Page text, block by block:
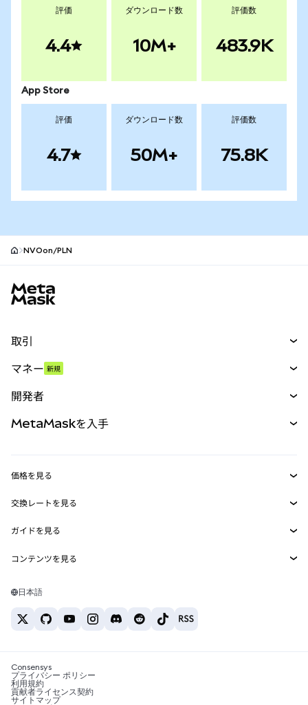
評価
4.4
ダウンロード数
10M+
評価数
483.9K
App Store
評価
4.7
ダウンロード数
50M+
評価数
75.8K
NVOon/PLN
取引
パーペチュアル
RWA
マネー 新規
開発者
MetaMask Connect
Snaps
Web3サービス
MetaMaskを入手
セキュリティ
サポート
キャリア
お問い合わせ
価格を見る
イーサリアムの価格
Solanaの価格
Tetherの価格
交換レートを見る
ETH→USD
USDT→INR
BTC→INR
ETH→USDT
ガイドを見る
ETHの購入
USDTの購入
SHIBの購入
BNBの購入
コンテンツを見る
Solanaウォレット
税制関連ニュース
暗号資産の購入方法は？
日本語
Consensys
プライバシー ポリシー
利用規約
貢献者ライセンス契約
サイトマップ